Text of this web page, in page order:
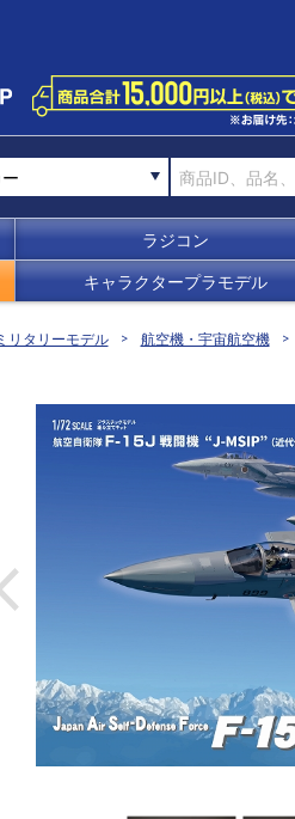
ラジコン
キャラクタープラモデル
リタリーモデル 航空機・宇宙航空機